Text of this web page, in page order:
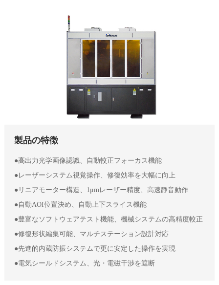
製品の特徴
●高出力光学画像認識、自動較正フォーカス機能
●レーザーシステム視覚操作、修復効率を大幅に向上
●リニアモーター構造、1μmレーザー精度、高速静音動作
●自動AOI位置決め、自動上下スライス機能
●豊富なソフトウェアテスト機能、機械システムの高精度較正
●修復形状編集可能、マルチステーション設計対応
●先進的内蔵防振システムで更に安定した操作を実現
●電気シールドシステム、光・電磁干渉を遮断